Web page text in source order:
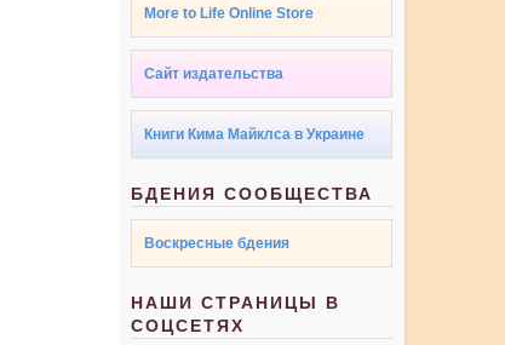
More to Life Online Store
Сайт издательства
Книги Кима Майклса в Украине
БДЕНИЯ СООБЩЕСТВА
Воскресные бдения
НАШИ СТРАНИЦЫ В
СОЦСЕТЯХ